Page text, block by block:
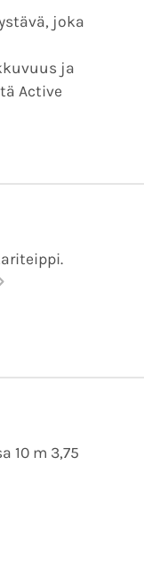
joka
ja
Active
10 m 3,75